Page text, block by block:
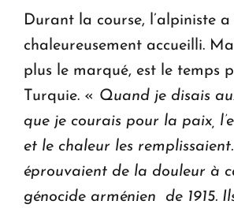
Durant la course, l’alpiniste
chaleureusement accueilli.
plus le marqué, est le temps
Turquie. « Quand je disais
que je courais pour la paix,
et le chaleur les
éprouvaient de la douleur à
génocide arménien de 1915.